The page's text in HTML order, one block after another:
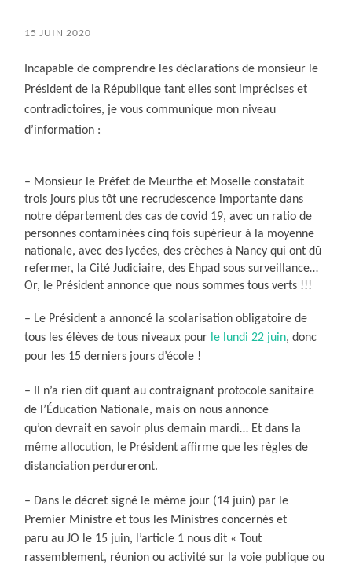
15 JUIN 2020
Incapable de comprendre les déclarations de monsieur le
Président de la République tant elles sont imprécises et
contradictoires, je vous communique mon niveau
d’information :
– Monsieur le Préfet de Meurthe et Moselle constatait
trois jours plus tôt une recrudescence importante dans
notre département des cas de covid 19, avec un ratio de
personnes contaminées cinq fois supérieur à la moyenne
nationale, avec des lycées, des crèches à Nancy qui ont dû
refermer, la Cité Judiciaire, des Ehpad sous surveillance…
Or, le Président annonce que nous sommes tous verts !!!
– Le Président a annoncé la scolarisation obligatoire de
tous les élèves de tous niveaux pour le lundi 22 juin, donc
pour les 15 derniers jours d’école !
– Il n’a rien dit quant au contraignant protocole sanitaire
de l’Éducation Nationale, mais on nous annonce
qu’on devrait en savoir plus demain mardi… Et dans la
même allocution, le Président affirme que les règles de
distanciation perdureront.
– Dans le décret signé le même jour (14 juin) par le
Premier Ministre et tous les Ministres concernés et
paru au JO le 15 juin, l’article 1 nous dit « Tout
rassemblement, réunion ou activité sur la voie publique ou